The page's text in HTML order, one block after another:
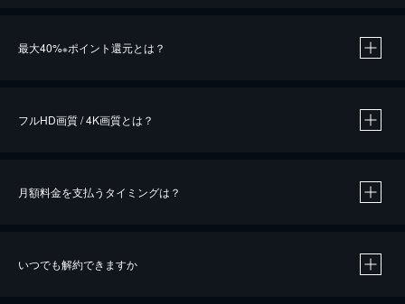
最大40%※ポイント還元とは？
※40％ポイント還元の対象は、クレジットカード決済による作品の購入 / レンタルです。
iOSアプリのUコイン決済による作品の購入 / レンタルは、20％のポイント還元です。
フルHD画質 / 4K画質とは？
月額料金を支払うタイミングは？
いつでも解約できますか